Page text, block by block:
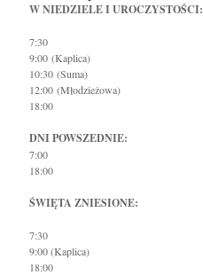
W NIEDZIELE I UROCZYSTOŚCI:
7:30
9:00 (Kaplica)
10:30 (Suma)
12:00 (Młodzieżowa)
18:00
DNI POWSZEDNIE:
7:00
18:00
ŚWIĘTA ZNIESIONE:
7:30
9:00 (Kaplica)
18:00